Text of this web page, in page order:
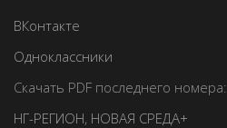
ВКонтакте
Одноклассники
Скачать PDF последнего номера:
НГ-РЕГИОН, НОВАЯ СРЕДА+